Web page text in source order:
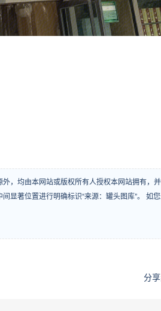
，均由本网站或版权所有人授权本网站拥有，
显著位置进行明确标识“来源：罐头图库”。 如
分享